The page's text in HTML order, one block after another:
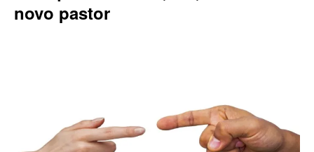
novo pastor